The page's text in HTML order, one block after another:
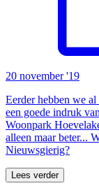
20 november '19
Eerder hebben we al
een goede indruk
Woonpark
alleen maar beter...
Nieuwsgierig?
Lees verder